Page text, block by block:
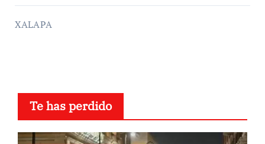
XALAPA
Te has perdido